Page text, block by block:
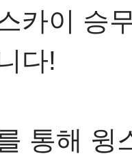
카이 승
다!
통해 윙